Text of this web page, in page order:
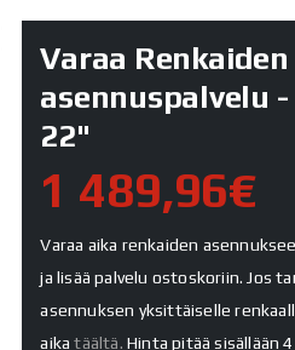
Varaa Renkaiden
asennuspalvelu -
22"
1 489,96€
Varaa aika renkaiden
ja lisää palvelu ostoskoriin. Jos
asennuksen yksittäiselle
aikatäältä. Hinta pitää sisällään